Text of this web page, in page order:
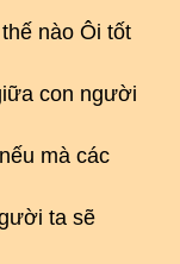
nào Ôi tốt
con người
mà các
ta sẽ